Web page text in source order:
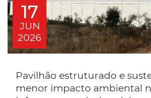
17
JUN
2026
Pavilhão estruturado e
menor impacto ambiental